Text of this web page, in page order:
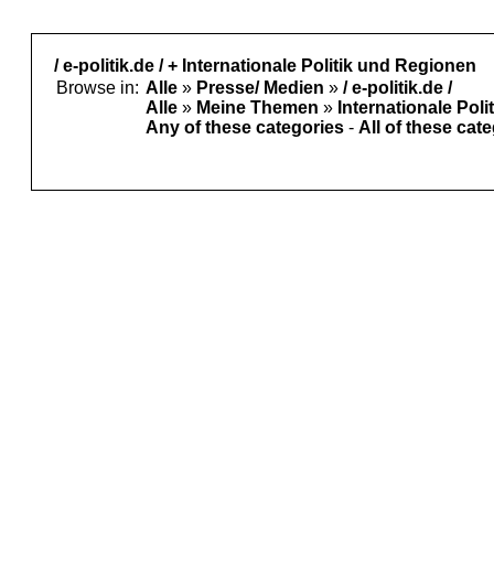
/ e-politik.de / + Internationale Politik und Regionen
Browse in: Alle » Presse/ Medien » / e-politik.de /
Alle » Meine Themen » Internationale
Any of these categories - All of these